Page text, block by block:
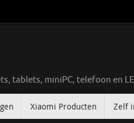
tablets, miniPC, telefoon en
Xiaomi Producten Zelf